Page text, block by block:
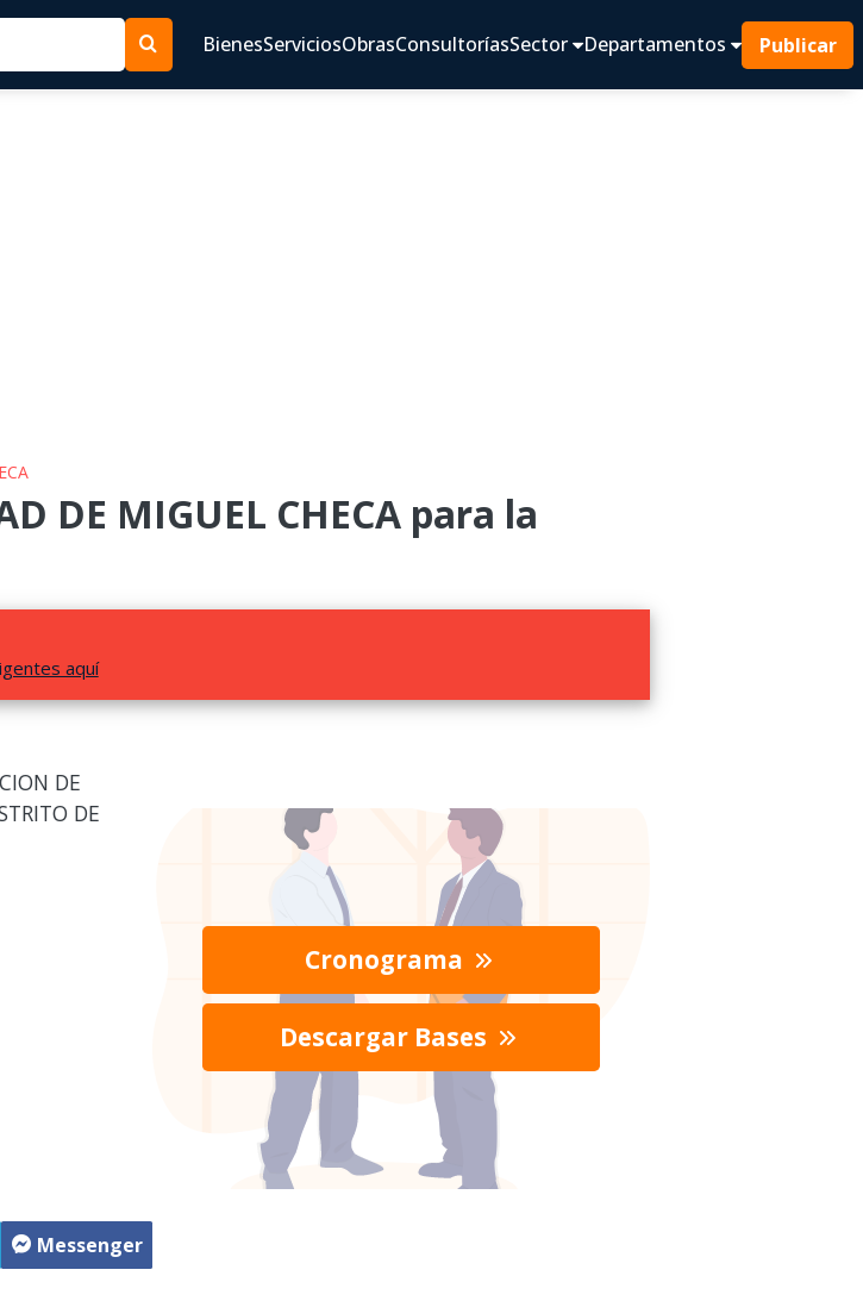
BienesServiciosObrasConsultoríasSector Departamentos Publicar
DE MIGUEL CHECA para la
aquí
DE
DE
Messenger
Cronograma
Descargar Bases